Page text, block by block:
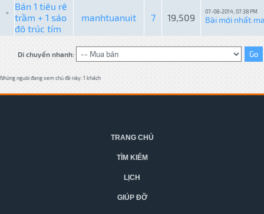
Bán 1 tiêu rê
trầm + 1 sáo
đô trúc tím
manhtuanuit 7 19,509
07-08-2014, 07:38 PM
Bài mới nhất:
Di chuyển nhanh:
Những người đang xem chủ đề này: 1 khách
TRANG CHỦ
TÌM KIẾM
LỊCH
GIÚP ĐỠ